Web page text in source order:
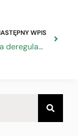
WPIS
II ustawa deregulacyjna na warsztacie